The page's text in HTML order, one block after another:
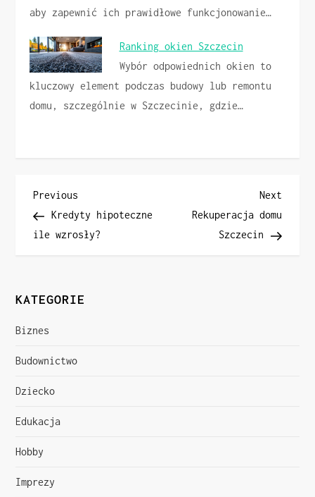
aby zapewnić ich prawidłowe funkcjonowanie…
Ranking okien Szczecin
Wybór odpowiednich okien to
kluczowy element podczas budowy lub remontu
domu, szczególnie w Szczecinie, gdzie…
N
a
i
g
a
c
j
a
w
Previous
Post
Previous
Kredyty hipoteczne
ile wzrosły?
Next
Post
Next
Rekuperacja domu
Szczecin
KATEGORIE
Biznes
Budownictwo
Dziecko
Edukacja
Hobby
Imprezy